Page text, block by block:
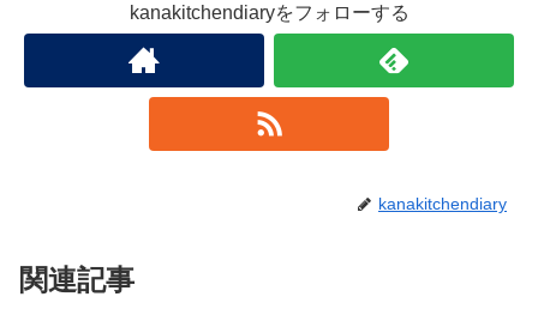
kanakitchendiaryをフォローする
kanakitchendiary
関連記事